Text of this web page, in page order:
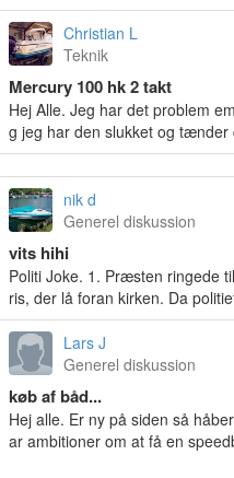
Christian L
Teknik
Mercury 100 hk 2 takt
Hej Alle. Jeg har det problem
g jeg har den slukket og tænder
nik d
Generel diskussion
vits hihi
Politi Joke. 1. Præsten ringede
ris, der lå foran kirken. Da
Lars J
Generel diskussion
køb af båd...
Hej alle. Er ny på siden så
ar ambitioner om at få en